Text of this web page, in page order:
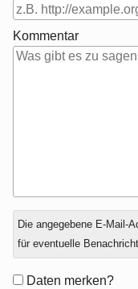
Kommentar
Antwort
zu
Die angegebene E-Mail-
für eventuelle
Formular-
Daten merken?